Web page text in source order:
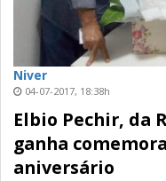
Niver
04-07-2017, 18:38h
Elbio Pechir, da
ganha
aniversário